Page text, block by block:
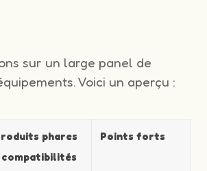
sur un large panel de
Voici un aperçu :
phares
Points forts